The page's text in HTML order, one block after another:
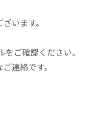
います。
をご確認ください。
連絡です。